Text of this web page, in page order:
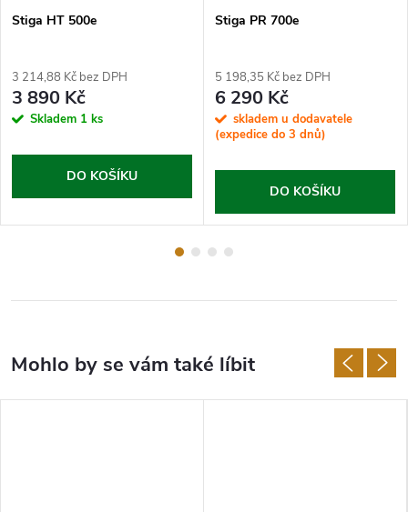
Stiga HT 500e
3 214,88 Kč bez DPH
3 890 Kč
Skladem 1 ks
DO KOŠÍKU
Stiga PR 700e
5 198,35 Kč bez DPH
6 290 Kč
skladem u dodavatele
(expedice do 3 dnů)
DO KOŠÍKU